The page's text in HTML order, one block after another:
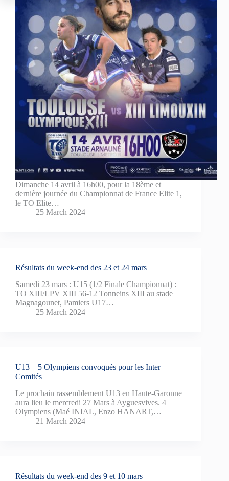
Dimanche 14 avril à 16h00, pour la 18ème et
dernière journée du Championnat de France Elite 1,
le TO Elite…
25 March 2024
Résultats du week-end des 23 et 24 mars
Samedi 23 mars : U15 (1/2 Finale Championnat) :
TO XIII/LPV XIII 56-12 Tonneins XIII au stade
Magnagounet, Pamiers U17…
25 March 2024
U13 – 5 Olympiens convoqués pour les Inter
Comités
Le prochain rassemblement U13 en Haute-Garonne
aura lieu le mercredi 27 Mars à Ayguesvives. 4
Olympiens (Maé INIAL, Enzo HANART,…
21 March 2024
Résultats du week-end des 9 et 10 mars